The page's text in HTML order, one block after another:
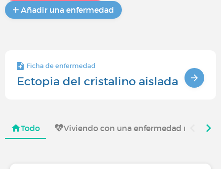
Añadir una enfermedad
Ficha de enfermedad
Ectopia del cristalino aislada
Todo Viviendo con una enfermedad rara